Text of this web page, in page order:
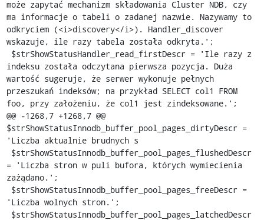
może zapytać mechanizm składowania Cluster NDB, czy
ma informacje o tabeli o zadanej nazwie. Nazywamy to
odkryciem (<i>discovery</i>). Handler_discover
wskazuje, ile razy tabela została odkryta.';
indeksu została odczytana pierwsza pozycja. Duża
wartość sugeruje, że serwer wykonuje pełnych
przeszukań indeksów; na przykład SELECT col1 FROM
foo, przy założeniu, że col1 jest zindeksowane.';
@@ -1268,7 +1268,7 @@
$strShowStatusInnodb_buffer_pool_pages_dirtyDescr =
'Liczba aktualnie brudnych s
= 'Liczba stron w puli bufora, których wymiecienia
zażądano.';
'Liczba wolnych stron.';